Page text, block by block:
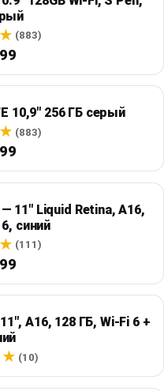
(883)
10,9" 256 ГБ серый
(883)
11″ Liquid Retina, A16,
синий
(111)
A16, 128 ГБ, Wi‑Fi 6 +
(10)